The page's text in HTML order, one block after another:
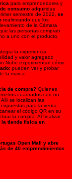
para emprendedores y
consumo adquiridas
semestre de 2022, se
reafirmando que los
de la Cámara
las personas compran
a uno con el producto.
la experiencia
y valor agregado
Nube experimentan cómo
: pueden ver y probar
la marca.
de compra? Quienes
cuadrados con un
se localizan las
para la venta.
el código QR en su
la compra. Al finalizar
tienda física en
Open Mall y abre
de 40 emprendimientos